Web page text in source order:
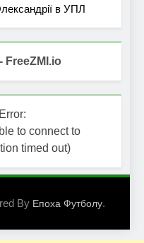
в УПЛ
FreeZMI.io
to connect to
timed out)
By Епоха Футболу.